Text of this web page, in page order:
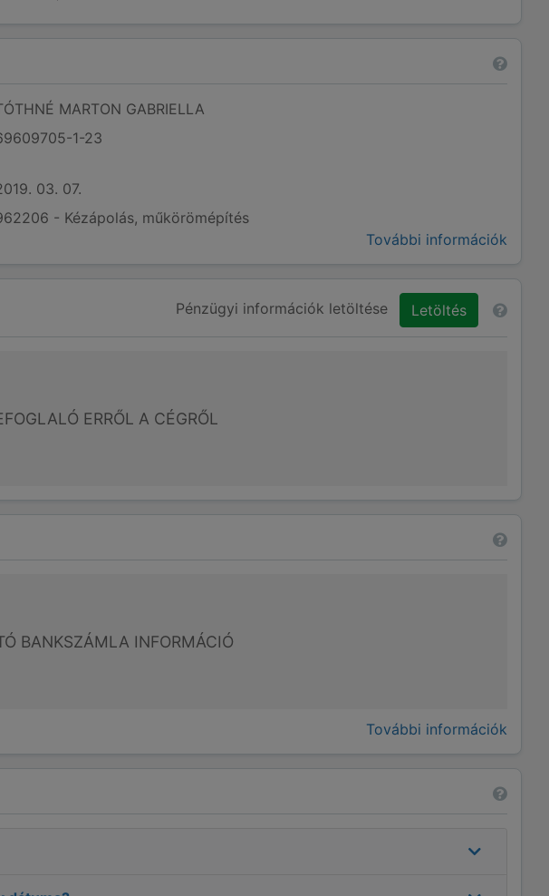
MARTON GABRIELLA
1-23
03. 07.
- Kézápolás, műkörömépítés
További információk
Pénzügyi információk letöltése Letöltés
ERRŐL A CÉGRŐL
BANKSZÁMLA INFORMÁCIÓ
További információk